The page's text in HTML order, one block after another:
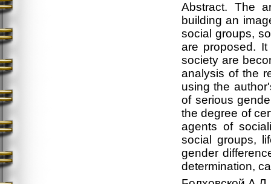
Abstract. The
building an
social groups,
are proposed.
society are
analysis of the
using the
of serious
the degree of
agents of
social groups,
gender
determination,